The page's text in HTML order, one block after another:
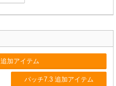
加アイテム
パッチ7.3 追加アイテム